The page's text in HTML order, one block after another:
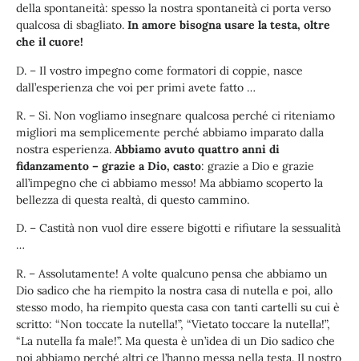
della spontaneità: spesso la nostra spontaneità ci porta verso
qualcosa di sbagliato. In amore bisogna usare la testa, oltre
che il cuore!
D. – Il vostro impegno come formatori di coppie, nasce
dall’esperienza che voi per primi avete fatto …
R. – Sì. Non vogliamo insegnare qualcosa perché ci riteniamo
migliori ma semplicemente perché abbiamo imparato dalla
nostra esperienza. Abbiamo avuto quattro anni di
fidanzamento – grazie a Dio, casto: grazie a Dio e grazie
all’impegno che ci abbiamo messo! Ma abbiamo scoperto la
bellezza di questa realtà, di questo cammino.
D. – Castità non vuol dire essere bigotti e rifiutare la sessualità
…
R. – Assolutamente! A volte qualcuno pensa che abbiamo un
Dio sadico che ha riempito la nostra casa di nutella e poi, allo
stesso modo, ha riempito questa casa con tanti cartelli su cui è
scritto: “Non toccate la nutella!”, “Vietato toccare la nutella!”,
“La nutella fa male!”. Ma questa è un’idea di un Dio sadico che
noi abbiamo perché altri ce l’hanno messa nella testa. Il nostro